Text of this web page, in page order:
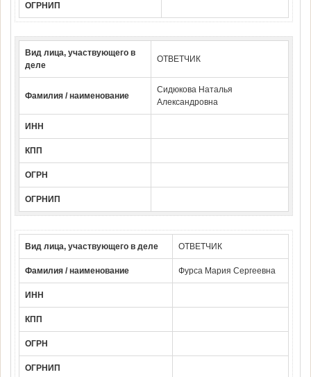
ОГРНИП
Вид лица, участвующего в
деле
ОТВЕТЧИК
Фамилия / наименование
Сидюкова Наталья
Александровна
ИНН
КПП
ОГРН
ОГРНИП
Вид лица, участвующего в деле ОТВЕТЧИК
Фамилия / наименование Фурса Мария Сергеевна
ИНН
КПП
ОГРН
ОГРНИП